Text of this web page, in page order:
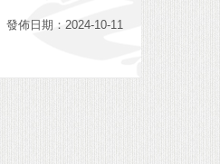
發佈日期：2024-10-11